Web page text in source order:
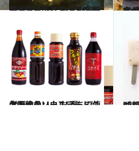
2017.7.31
富士宮「うるおいてい」のやきそばは もちもち細麺と具材のバランスが抜群
グルメ 食べるたび
グ
2016.8.5
大阪人のソウルフードに欠かせない！ おうちで使える絶品ソース5選
グルメ 47都道
グ